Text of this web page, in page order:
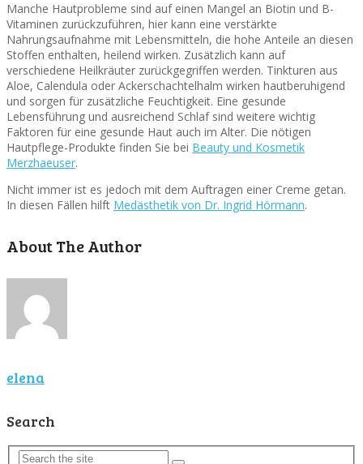
Manche Hautprobleme sind auf einen Mangel an Biotin und B-
Vitaminen zurückzuführen, hier kann eine verstärkte
Nahrungsaufnahme mit Lebensmitteln, die hohe Anteile an diesen
Stoffen enthalten, heilend wirken. Zusätzlich kann auf
verschiedene Heilkräuter zurückgegriffen werden. Tinkturen aus
Aloe, Calendula oder Ackerschachtelhalm wirken hautberuhigend
und sorgen für zusätzliche Feuchtigkeit. Eine gesunde
Lebensführung und ausreichend Schlaf sind weitere wichtig
Faktoren für eine gesunde Haut auch im Alter. Die nötigen
Hautpflege-Produkte finden Sie bei Beauty und Kosmetik
Merzhaeuser.
Nicht immer ist es jedoch mit dem Auftragen einer Creme getan.
In diesen Fällen hilft Medästhetik von Dr. Ingrid Hörmann.
About The Author
elena
Search